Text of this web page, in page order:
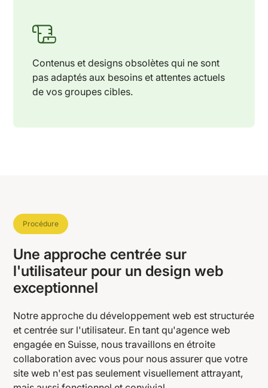
Contenus et designs obsolètes qui ne sont
pas adaptés aux besoins et attentes actuels
de vos groupes cibles.
Procédure
Une approche centrée sur
l'utilisateur pour un design web
exceptionnel
Notre approche du développement web est structurée
et centrée sur l'utilisateur. En tant qu'agence web
engagée en Suisse, nous travaillons en étroite
collaboration avec vous pour nous assurer que votre
site web n'est pas seulement visuellement attrayant,